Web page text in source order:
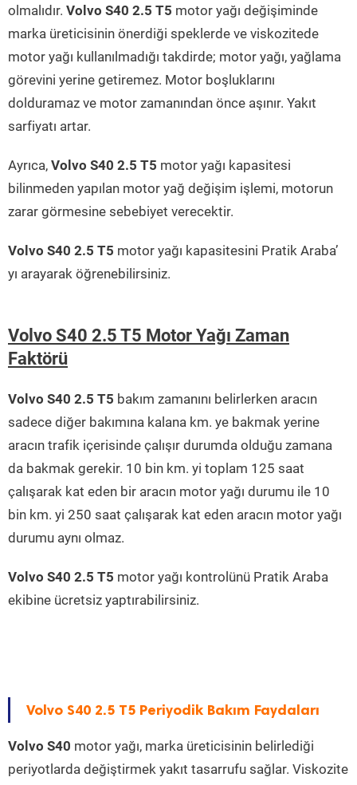
olmalıdır. Volvo S40 2.5 T5 motor yağı değişiminde
marka üreticisinin önerdiği speklerde ve viskozitede
motor yağı kullanılmadığı takdirde; motor yağı, yağlama
görevini yerine getiremez. Motor boşluklarını
dolduramaz ve motor zamanından önce aşınır. Yakıt
sarfiyatı artar.
Ayrıca, Volvo S40 2.5 T5 motor yağı kapasitesi
bilinmeden yapılan motor yağ değişim işlemi, motorun
zarar görmesine sebebiyet verecektir.
Volvo S40 2.5 T5 motor yağı kapasitesini Pratik Araba’
yı arayarak öğrenebilirsiniz.
Volvo S40 2.5 T5 Motor Yağı Zaman
Faktörü
Volvo S40 2.5 T5 bakım zamanını belirlerken aracın
sadece diğer bakımına kalana km. ye bakmak yerine
aracın trafik içerisinde çalışır durumda olduğu zamana
da bakmak gerekir. 10 bin km. yi toplam 125 saat
çalışarak kat eden bir aracın motor yağı durumu ile 10
bin km. yi 250 saat çalışarak kat eden aracın motor yağı
durumu aynı olmaz.
Volvo S40 2.5 T5 motor yağı kontrolünü Pratik Araba
ekibine ücretsiz yaptırabilirsiniz.
Volvo S40 2.5 T5 Periyodik Bakım Faydaları
Volvo S40 motor yağı, marka üreticisinin belirlediği
periyotlarda değiştirmek yakıt tasarrufu sağlar. Viskozite